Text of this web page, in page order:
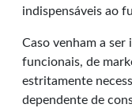
indispensáveis ao
Caso venham a
funcionais, de
estritamente
dependente de